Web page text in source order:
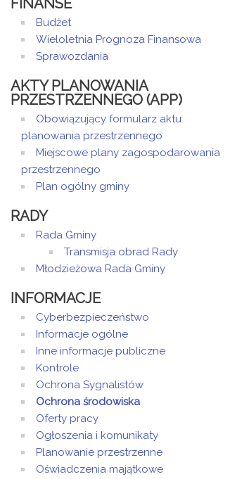
FINANSE
Budżet
Wieloletnia Prognoza Finansowa
Sprawozdania
AKTY PLANOWANIA
PRZESTRZENNEGO (APP)
Obowiązujący formularz aktu
planowania przestrzennego
Miejscowe plany zagospodarowania
przestrzennego
Plan ogólny gminy
RADY
Rada Gminy
Transmisja obrad Rady
Młodzieżowa Rada Gminy
INFORMACJE
Cyberbezpieczeństwo
Informacje ogólne
Inne informacje publiczne
Kontrole
Ochrona Sygnalistów
Ochrona środowiska
Oferty pracy
Ogłoszenia i komunikaty
Planowanie przestrzenne
Oświadczenia majątkowe